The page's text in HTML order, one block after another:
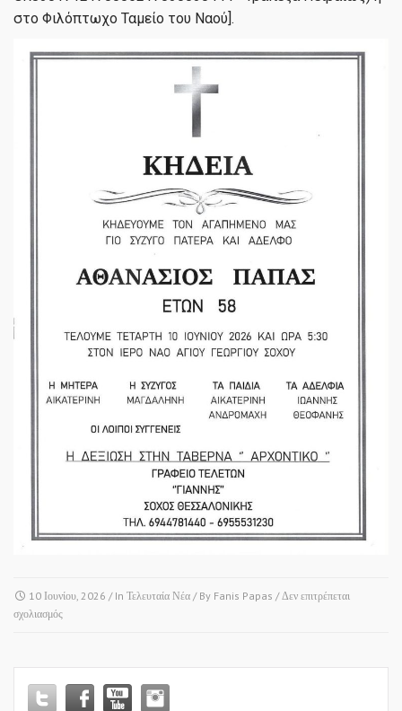
στο Φιλόπτωχο Ταμείο του Ναού].
10 Ιουνίου, 2026 / In Τελευταία Νέα / By Fanis Papas /Δεν επιτρέπεται
σχολιασμόςστο
καλό
ταξίδι…